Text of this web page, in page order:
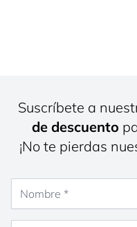
Suscríbete a
de descuento
¡No te pierdas